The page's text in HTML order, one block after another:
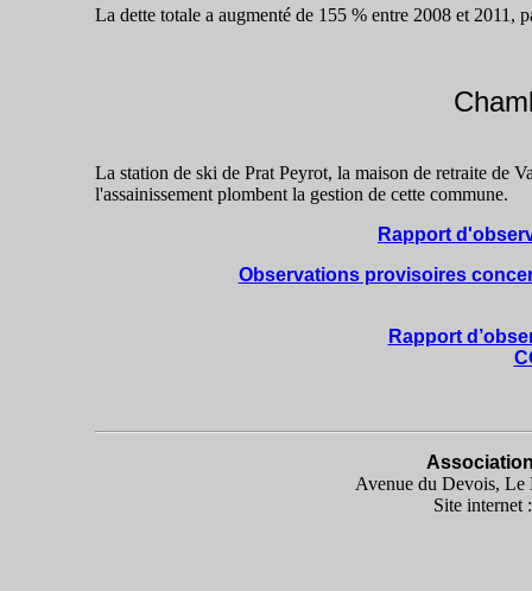
La dette totale a augmenté de 155 % entre 2008 et 2011,
La station de ski de Prat Peyrot, la maison de retraite de
l'assainissement plombent la gestion de cette commune.
Rapport
Observations provisoires
Rapport
Avenue du Devois, Le
Site internet